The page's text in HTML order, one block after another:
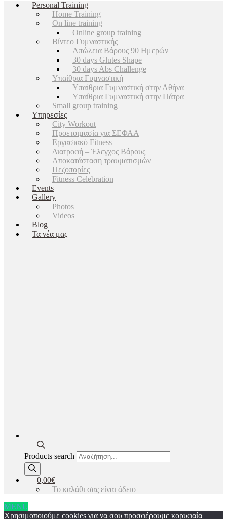
Personal Training
Home Training
On line training
Online group training
Βίντεο Γυμναστικής
Απώλεια Βάρους 90 Ημερών
30 days Glutes Shape
30 days Abs Challenge
Υπαίθρια Γυμναστική
Υπαίθρια Γυμναστική στην Αθήνα
Υπαίθρια Γυμναστική στην Πάτρα
Small group training
Υπηρεσίες
City Workout
Προετοιμασία για ΣΕΦΑΑ
Εργασιακό Fitness
Διατροφή – Έλεγχος Βάρους
Αποκατάσταση τραυματισμών
Πεζοπορίες
Fitness Celebration
Events
Gallery
Photos
Videos
Blog
Τα νέα μας
Products search
0,00€
Το καλάθι σας είναι άδειο
MENU
Χρησιμοποιούμε cookies για να σου προσφέρουμε κορυφαία